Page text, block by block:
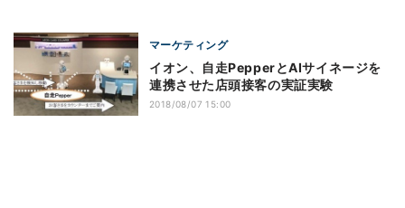
マーケティング
イオン、自走PepperとAIサイネージを
連携させた店頭接客の実証実験
2018/08/07 15:00